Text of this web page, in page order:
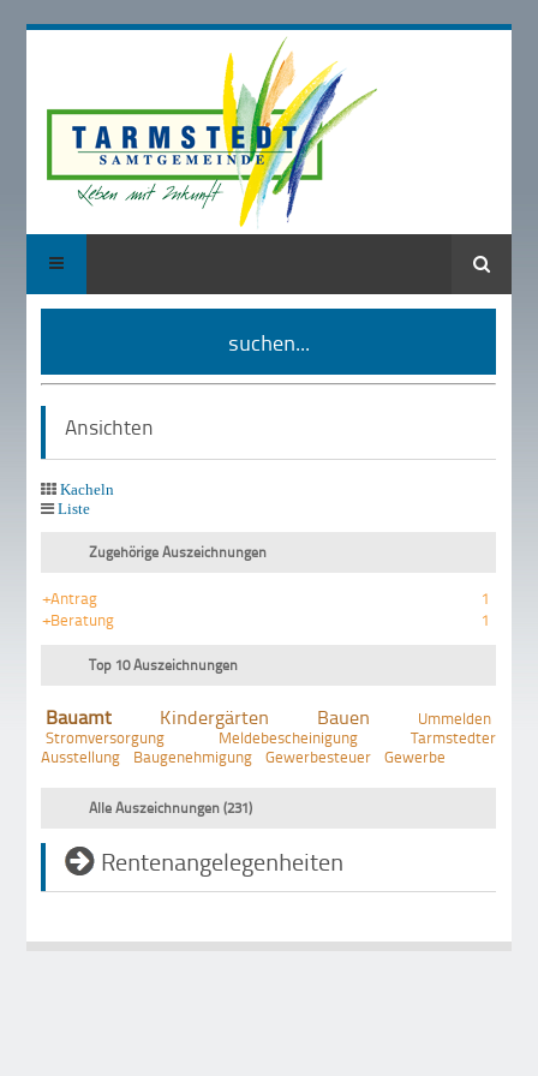
Suche
suchen...
Ansichten
Kacheln
Liste
Zugehörige Auszeichnungen
+Antrag
1
+Beratung
1
Top 10 Auszeichnungen
Bauamt Kindergärten Bauen
Ummelden
Stromversorgung
Meldebescheinigung
Tarmstedter
Ausstellung
Baugenehmigung Gewerbesteuer Gewerbe
Alle Auszeichnungen (231)
Rentenangelegenheiten